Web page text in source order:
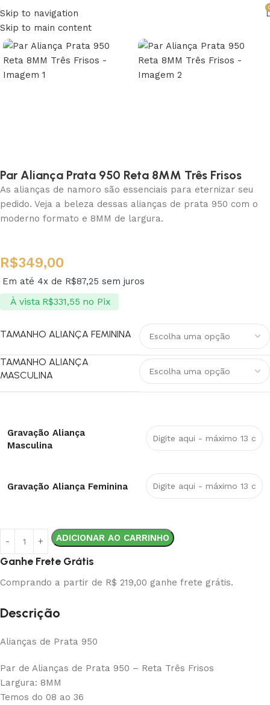
Skip to navigation
Skip to main content
Par Aliança Prata 950 Reta 8MM Três Frisos
As alianças de namoro são essenciais para eternizar seu
pedido. Veja a beleza dessas alianças de prata 950 com o
moderno formato e 8MM de largura.
R$349,00
Em até 4x de R$87,25 sem juros
À vista R$331,55 no Pix
TAMANHO ALIANÇA FEMININA
TAMANHO ALIANÇA
MASCULINA
Gravação Aliança
Masculina
Gravação Aliança Feminina
ADICIONAR AO CARRINHO
Ganhe Frete Grátis
Comprando a partir de R$ 219,00 ganhe frete grátis.
Descrição
Alianças de Prata 950
Par de Alianças de Prata 950 – Reta Três Frisos
Largura: 8MM
Temos do 08 ao 36